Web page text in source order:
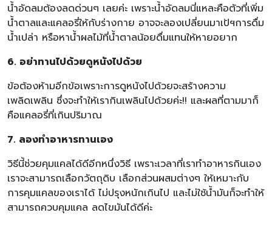
น้ำอัดลมต้องลดด่วนๆ เลยค่ะ เพราะน้ำอัดลมนี่แหละคือตัวที่เพิ่ม
น้ำตาลและแคลอรี่ให้กับร่างกาย อาจจะลองเปลี่ยนมาเป้ฯการดื่ม
น้ำเปล่า หรือหาน้ำผลไม้ที่น้ำตาลน้อยดื่มแทนให้หายอยาก
6. อย่าทานไปด้วยดูหนังไปด้วย
ข้อต้องห้ามอีกข้อเพราะการดูหนังไปด้วยจะสร้างความ
เพลิดเพลิน ซึ่งจะทำให้เรากินเพลินไปด้วยค่ะ!! และผลที่ตามมาก็
คือแคลอรี่ที่เกินปริมาณ
7. ลองทำอาหารทานเอง
วิธีนี้ช่วยคุมแคลได้ดีอีกหนึ่งวิธี เพราะเวลาที่เราทำอาหารกินเอง
เราจะสามารถเลือกวัตถุดิบ เลือกส่วนผสมต่างๆ ให้เหมาะกับ
การคุมแคลของเราได้ ไม่ปรุงหนักเกินไป และไม่ใช้น้ำมันก็จะทำให้
สามารถควบคุมแคล ลดไขมันได้ดีค่ะ